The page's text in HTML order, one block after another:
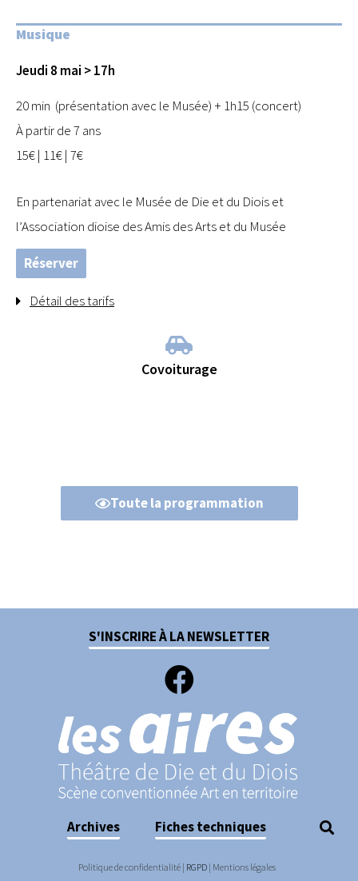
Musique
Jeudi 8 mai > 17h
20 min (présentation avec le Musée) + 1h15 (concert)
À partir de 7 ans
15€ | 11€ | 7€
En partenariat avec le Musée de Die et du Diois et
l’Association dioise des Amis des Arts et du Musée
Réserver
Détail des tarifs
Covoiturage
Toute la programmation
S'INSCRIRE À LA NEWSLETTER
Archives Fiches techniques
Politique de confidentialité | RGPD | Mentions légales